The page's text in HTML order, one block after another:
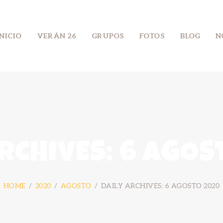
VERÁN 26 GRUPOS FOTOS BLOG
HOME 2020 AGOSTO DAILY ARCHIVES: 6 AGOSTO 2020
VERÁN 26